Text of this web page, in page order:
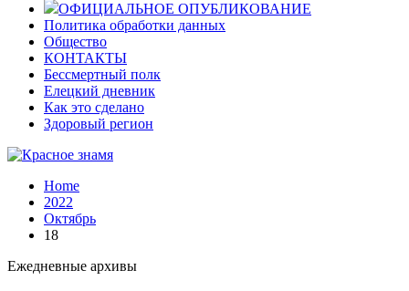
ОФИЦИАЛЬНОЕ ОПУБЛИКОВАНИЕ
Политика обработки данных
Общество
КОНТАКТЫ
Бессмертный полк
Елецкий дневник
Как это сделано
Здоровый регион
Home
2022
Октябрь
18
Ежедневные архивы